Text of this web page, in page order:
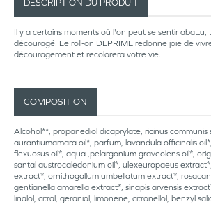
DESCRIPTION DU PRODUIT
Il y a certains moments où l'on peut se sentir abattu,
découragé. Le roll-on DEPRIME redonne joie de
découragement et recolorera votre vie.
COMPOSITION
Alcohol**, propanediol dicaprylate, ricinus communis
aurantiumamara oil*, parfum, lavandula officinalis
flexuosus oil*, aqua ,pelargonium graveolens oil*,
santal austrocaledonium oil*, ulexeuropaeus
extract*, ornithogallum umbellatum extract*,
gentianella amarella extract*, sinapis arvensis
linalol, citral, geraniol, limonene, citronellol, benzyl